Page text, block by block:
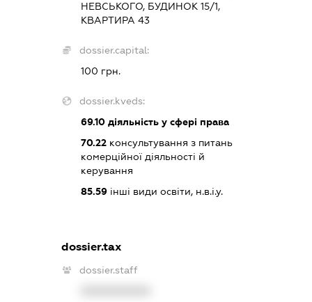
НЕВСЬКОГО, БУДИНОК 15/1,
КВАРТИРА 43
dossier.capital:
100 грн.
dossier.kveds:
69.10 діяльність у сфері права
70.22 консультування з питань
комерційної діяльності й
керування
85.59 інші види освіти, н.в.і.у.
dossier.tax
dossier.staff